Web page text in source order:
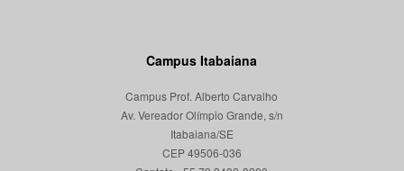
Campus Itabaiana
Campus Prof. Alberto Carvalho
Av. Vereador Olímpio Grande, s/n
Itabaiana/SE
CEP 49506-036